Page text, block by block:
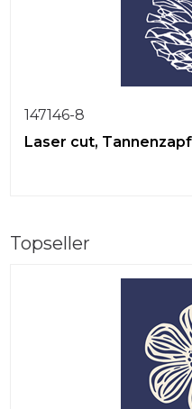
147146-8
Laser cut,
Topseller